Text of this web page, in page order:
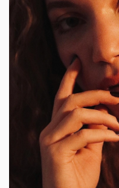
КАТЕГОРИИ
Изкуство
Красота
Цветно